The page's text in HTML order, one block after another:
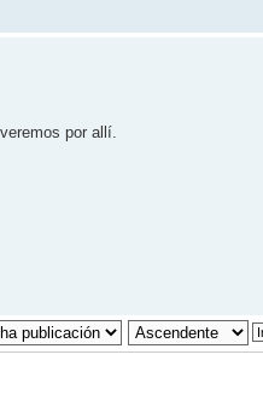
por allí.